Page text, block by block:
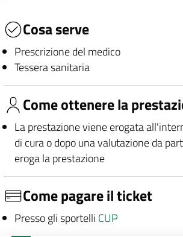
Cosa serve
Prescrizione del medico
Tessera sanitaria
Come ottenere la
La prestazione viene erogata
di cura o dopo una valutazione da
eroga la prestazione
Come pagare il ticket
Presso gli sportelli CUP